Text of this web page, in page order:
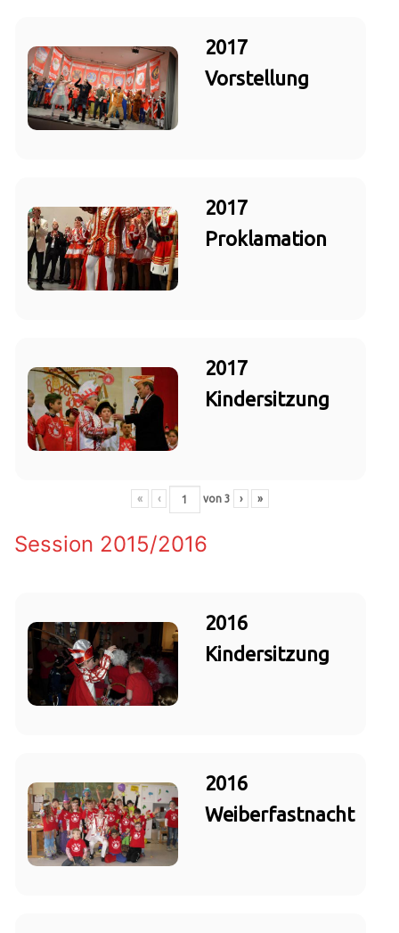
2017
Vorstellung
2017
Proklamation
2017
Kindersitzung
« ‹ von 3 › »
Session 2015/2016
2016
Kindersitzung
2016
Weiberfastnacht